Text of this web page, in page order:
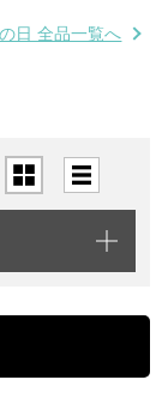
日 全品一覧へ
切替